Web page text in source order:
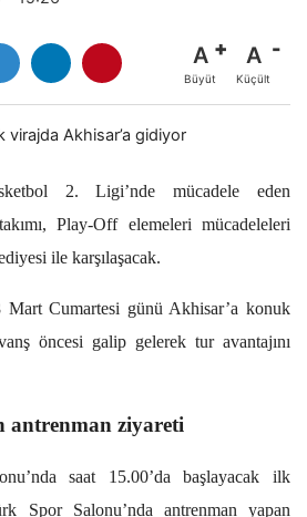
A
Büyüt
A
Küçült
2. Ligi’nde mücadele eden
Play-Off elemeleri mücadeleleri
ile karşılaşacak.
Mart Cumartesi günü Akhisar’a konuk
öncesi galip gelerek tur avantajını
antrenman ziyareti
saat 15.00’da başlayacak ilk
Spor Salonu’nda antrenman yapan